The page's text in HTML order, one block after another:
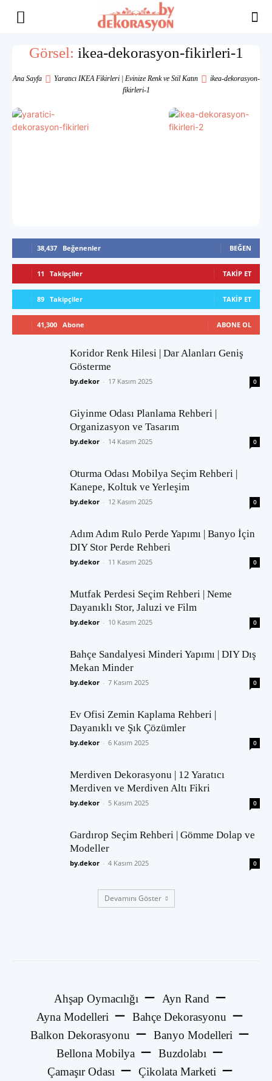
Yaşam
İlham
Görsel: ikea-dekorasyon-fikirleri-1
Ana Sayfa Yaratıcı IKEA Fikirleri | Evinize Renk ve Stil Katın
ikea-dekorasyon-
fikirleri-1
38,437 Beğenenler BEĞEN
11 Takipçiler TAKIP ET
89 Takipçiler TAKIP ET
41,300 Abone ABONE OL
Koridor Renk Hilesi | Dar Alanları Geniş
Gösterme
by.dekor - 17 Kasım 2025 0
Giyinme Odası Planlama Rehberi |
Organizasyon ve Tasarım
by.dekor - 14 Kasım 2025 0
Oturma Odası Mobilya Seçim Rehberi |
Kanepe, Koltuk ve Yerleşim
by.dekor - 12 Kasım 2025 0
Adım Adım Rulo Perde Yapımı | Banyo İçin
DIY Stor Perde Rehberi
by.dekor - 11 Kasım 2025 0
Mutfak Perdesi Seçim Rehberi | Neme
Dayanıklı Stor, Jaluzi ve Film
by.dekor - 10 Kasım 2025 0
Bahçe Sandalyesi Minderi Yapımı | DIY Dış
Mekan Minder
by.dekor - 7 Kasım 2025 0
Ev Ofisi Zemin Kaplama Rehberi |
Dayanıklı ve Şık Çözümler
by.dekor - 6 Kasım 2025 0
Merdiven Dekorasyonu | 12 Yaratıcı
Merdiven ve Merdiven Altı Fikri
by.dekor - 5 Kasım 2025 0
Gardırop Seçim Rehberi | Gömme Dolap ve
Modeller
by.dekor - 4 Kasım 2025 0
Devamını Göster
Ahşap Oymacılığı
Ayn Rand
Ayna Modelleri
Bahçe Dekorasyonu
Balkon Dekorasyonu
Banyo Modelleri
Bellona Mobilya
Buzdolabı
Çamaşır Odası
Çikolata Marketi